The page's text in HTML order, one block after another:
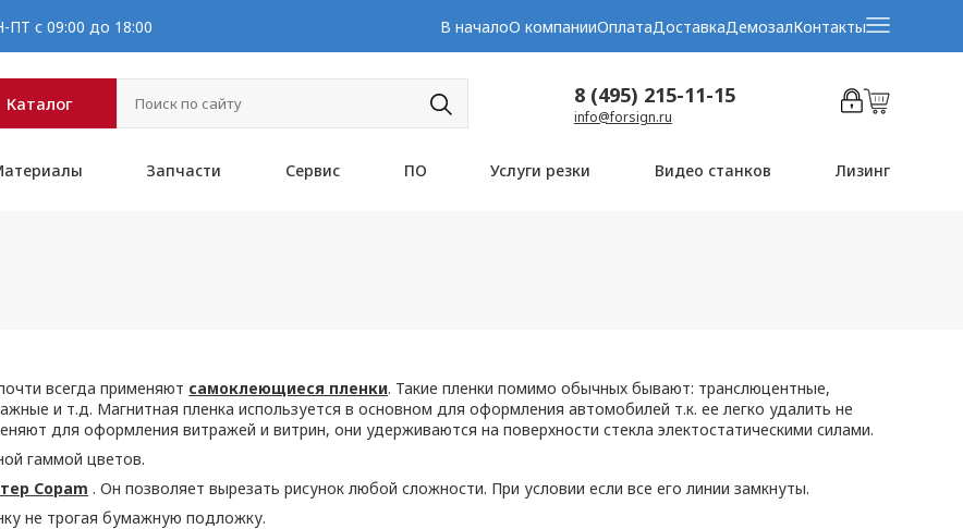
с 09:00 до 18:00 В началоО компанииОплатаДоставкаДемозалКонтакты
Каталог 8 (495) 215-11-15
info@forsign.ru
Запчасти Сервис ПО Услуги резки Видео станков Лизинг
всегда применяют самоклеющиеся пленки. Такие пленки помимо обычных бывают: транслюцентные,
и т.д. Магнитная пленка используется в основном для оформления автомобилей т.к. ее легко удалить не
для оформления витражей и витрин, они удерживаются на поверхности стекла электостатическими силами.
гаммой цветов.
Copam . Он позволяет вырезать рисунок любой сложности. При условии если все его линии замкнуты.
не трогая бумажную подложку.